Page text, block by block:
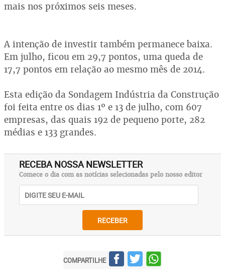
mais nos próximos seis meses.
A intenção de investir também permanece baixa.
Em julho, ficou em 29,7 pontos, uma queda de
17,7 pontos em relação ao mesmo mês de 2014.
Esta edição da Sondagem Indústria da Construção
foi feita entre os dias 1º e 13 de julho, com 607
empresas, das quais 192 de pequeno porte, 282
médias e 133 grandes.
RECEBA NOSSA NEWSLETTER
Comece o dia com as notícias selecionadas pelo nosso editor
RECEBER
COMPARTILHE